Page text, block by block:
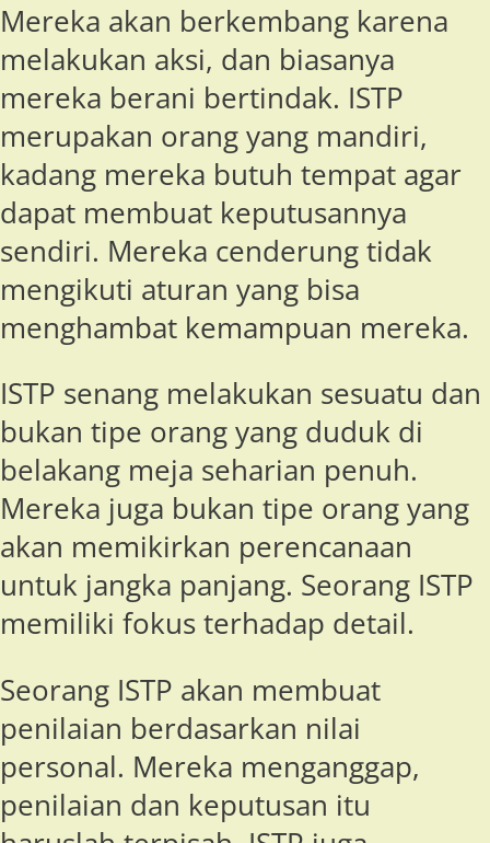
Mereka akan berkembang karena
melakukan aksi, dan biasanya
mereka berani bertindak. ISTP
merupakan orang yang mandiri,
kadang mereka butuh tempat agar
dapat membuat keputusannya
sendiri. Mereka cenderung tidak
mengikuti aturan yang bisa
menghambat kemampuan mereka.
ISTP senang melakukan sesuatu dan
bukan tipe orang yang duduk di
belakang meja seharian penuh.
Mereka juga bukan tipe orang yang
akan memikirkan perencanaan
untuk jangka panjang. Seorang ISTP
memiliki fokus terhadap detail.
Seorang ISTP akan membuat
penilaian berdasarkan nilai
personal. Mereka menganggap,
penilaian dan keputusan itu